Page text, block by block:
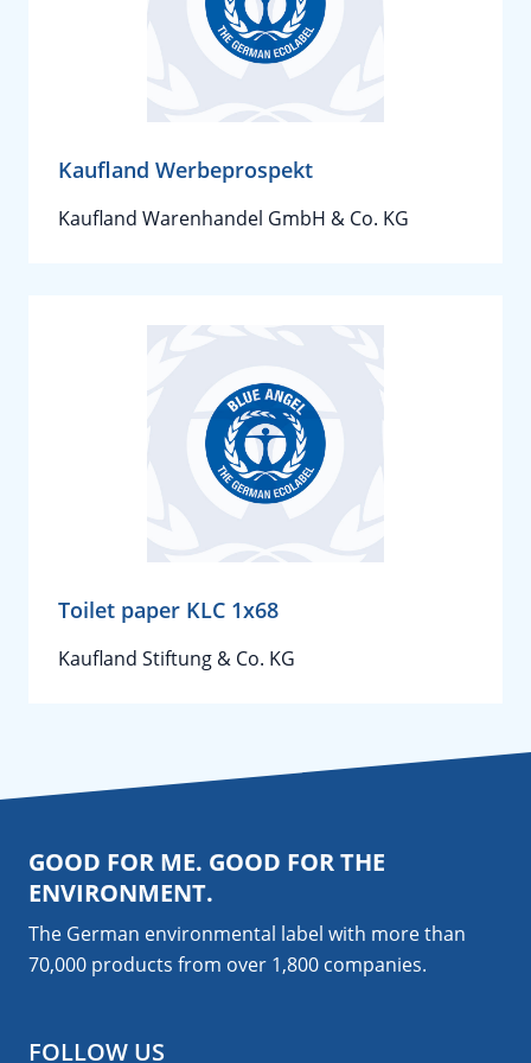
Kaufland Werbeprospekt
Kaufland Warenhandel GmbH & Co. KG
Toilet paper KLC 1x68
Kaufland Stiftung & Co. KG
GOOD FOR ME. GOOD FOR THE
ENVIRONMENT.
The German environmental label with more than
70,000 products from over 1,800 companies.
FOLLOW US